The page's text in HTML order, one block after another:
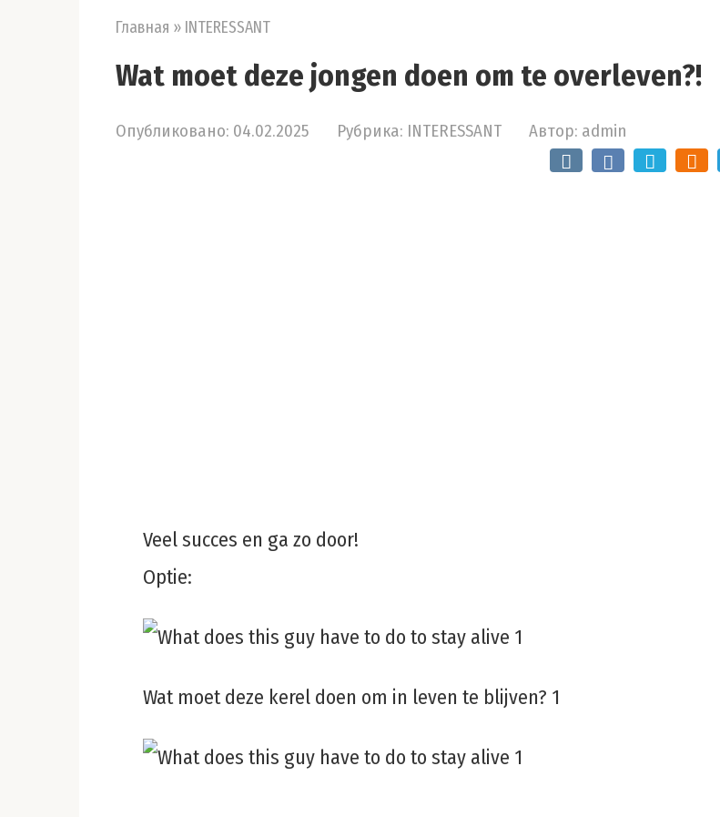
Главная » INTERESSANT
Wat moet deze jongen doen om te overleven?!
Опубликовано: 04.02.2025 Рубрика: INTERESSANT Автор: admin
Veel succes en ga zo door!
Optie:
Wat moet deze kerel doen om in leven te blijven? 1